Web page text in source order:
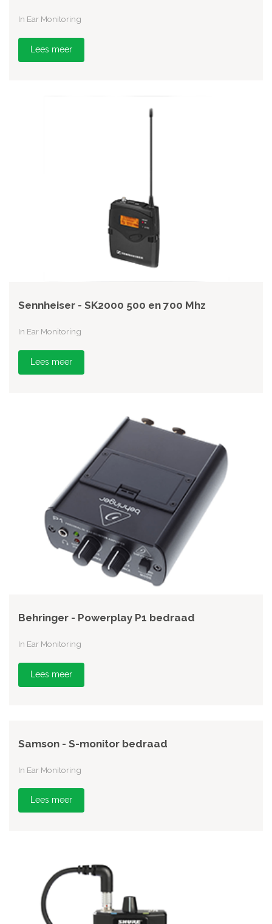
In Ear Monitoring
Lees meer
Sennheiser - SK2000 500 en 700 Mhz
In Ear Monitoring
Lees meer
Behringer - Powerplay P1 bedraad
In Ear Monitoring
Lees meer
Samson - S-monitor bedraad
In Ear Monitoring
Lees meer